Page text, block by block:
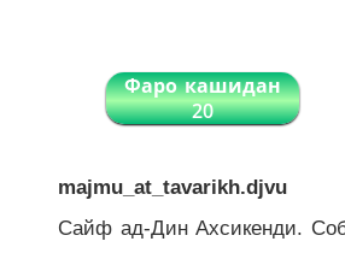
Фаро кашидан
20
majmu_at_tavarikh.djvu
Сайф ад-Дин Ахсикенди.